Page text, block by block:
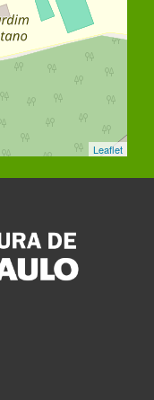
Leaflet